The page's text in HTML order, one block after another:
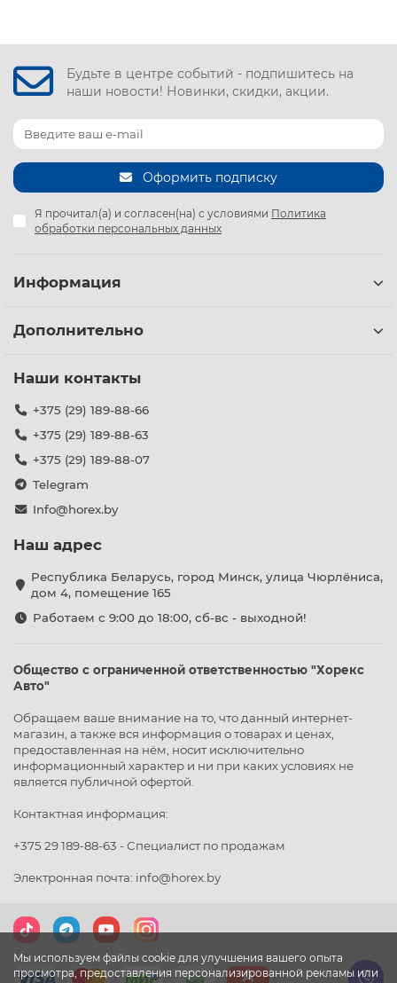
Мы используем файлы cookie для улучшения вашего опыта
просмотра, предоставления персонализированной рекламы или
Будьте в центре событий - подпишитесь на
наши новости! Новинки, скидки, акции.
Оформить подписку
Я прочитал(а) и согласен(на) с условиями Политика
обработки персональных данных
Информация
Дополнительно
Наши контакты
+375 (29) 189-88-66
+375 (29) 189-88-63
+375 (29) 189-88-07
Telegram
Info@horex.by
Наш адрес
Республика Беларусь, город Минск, улица Чюрлёниса,
дом 4, помещение 165
Работаем с 9:00 до 18:00, сб-вс - выходной!
Общество с ограниченной ответственностью "Хорекс
Авто"
Обращаем ваше внимание на то, что данный интернет-
магазин, а также вся информация о товарах и ценах,
предоставленная на нём, носит исключительно
информационный характер и ни при каких условиях не
является публичной офертой.
Контактная информация:
+375 29 189-88-63 - Специалист по продажам
Электронная почта: info@horex.by